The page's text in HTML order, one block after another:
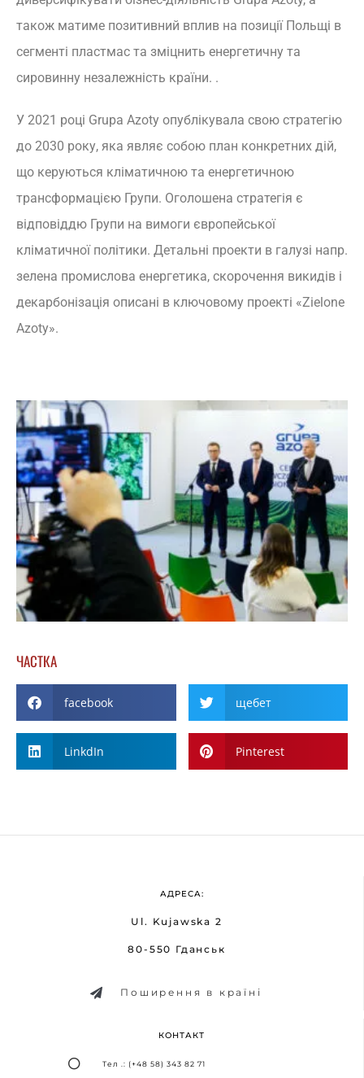
також матиме позитивний вплив на позиції Польщі в
сегменті пластмас та зміцнить енергетичну та
сировинну незалежність країни. .
У 2021 році Grupa Azoty опублікувала свою стратегію
до 2030 року, яка являє собою план конкретних дій,
що керуються кліматичною та енергетичною
трансформацією Групи. Оголошена стратегія є
відповіддю Групи на вимоги європейської
кліматичної політики. Детальні проекти в галузі напр.
зелена промислова енергетика, скорочення викидів і
декарбонізація описані в ключовому проекті «Zielone
Azoty».
ЧАСТКА
facebook щебет
LinkdIn Pinterest
АДРЕСА:
Ul. Kujawska 2
80-550 Гданськ
Поширення в країні
КОНТАКТ
Тел .: (+48 58) 343 82 71